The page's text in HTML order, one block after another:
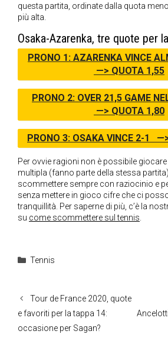
questa partita, ordinate dalla quota
più alta.
Osaka-Azarenka, tre quote per
PRONO 1: AZARENKA VINCE
—> QUOTA 1,55
PRONO 2: OVER 21,5 GAME
—> QUOTA 1,80
PRONO 3: OSAKA VINCE 2-1
Per ovvie ragioni non è possibile
multipla (fanno parte della stessa
scommettere sempre con raziocinio e
senza mettere in gioco cifre che ci
tranquillità. Per saperne di più, c’è la
su come scommettere sul tennis.
Categorie
Tennis
Tour de France 2020, quote
e favoriti per la tappa 14:
occasione per Sagan?